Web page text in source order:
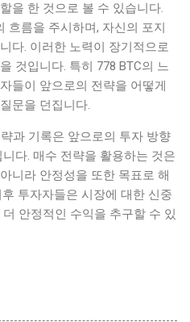
을 한 것으로 볼 수 있습니다.
흐름을 주시하며, 자신의 포지
다. 이러한 노력이 장기적으로
것입니다. 특히 778 BTC의 느
들이 앞으로의 전략을 어떻게
문을 던집니다.
과 기록은 앞으로의 투자 방향
다. 매수 전략을 활용하는 것은
니라 안정성을 또한 목표로 해
투자자들은 시장에 대한 신중
안정적인 수익을 추구할 수 있